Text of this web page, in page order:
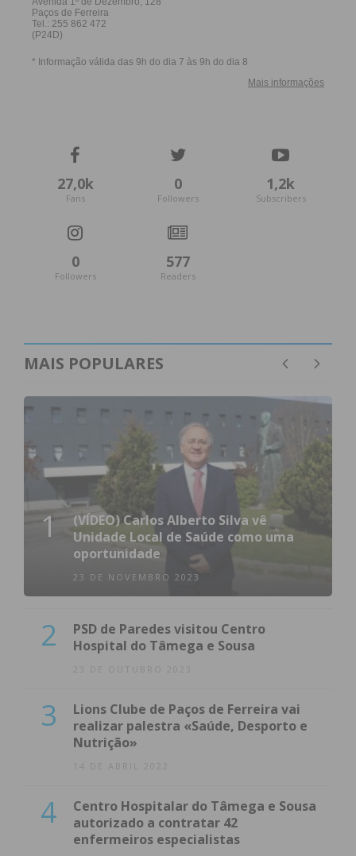
27,0k
Fans
0
Followers
1,2k
Subscribers
0
Followers
577
Readers
MAIS POPULARES
1
(VÍDEO) Carlos Alberto Silva vê
Unidade Local de Saúde como uma
oportunidade
23 DE NOVEMBRO 2023
2
PSD de Paredes visitou Centro
Hospital do Tâmega e Sousa
23 DE OUTUBRO 2023
3
Lions Clube de Paços de Ferreira vai
realizar palestra «Saúde, Desporto e
Nutrição»
14 DE ABRIL 2022
4
Centro Hospitalar do Tâmega e Sousa
autorizado a contratar 42
enfermeiros especialistas